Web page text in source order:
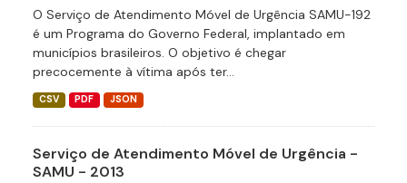
O Serviço de Atendimento Móvel de Urgência SAMU-192
é um Programa do Governo Federal, implantado em
municípios brasileiros. O objetivo é chegar
precocemente à vítima após ter...
CSV PDF JSON
Serviço de Atendimento Móvel de Urgência -
SAMU - 2013